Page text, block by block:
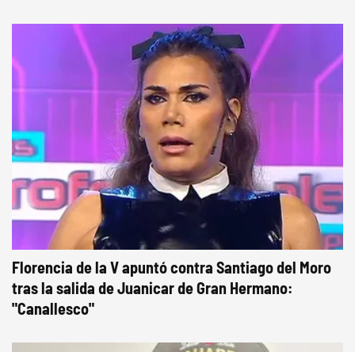
Florencia de la V apuntó contra Santiago del Moro
tras la salida de Juanicar de Gran Hermano:
"Canallesco"